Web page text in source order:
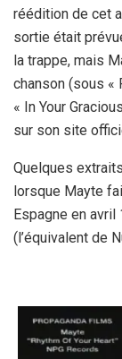
réédition de cet
sortie était
la trappe, mais
chanson (sous «
« In Your
sur son site
Quelques
lorsque Mayte
Espagne en avril
(l’équivalent de